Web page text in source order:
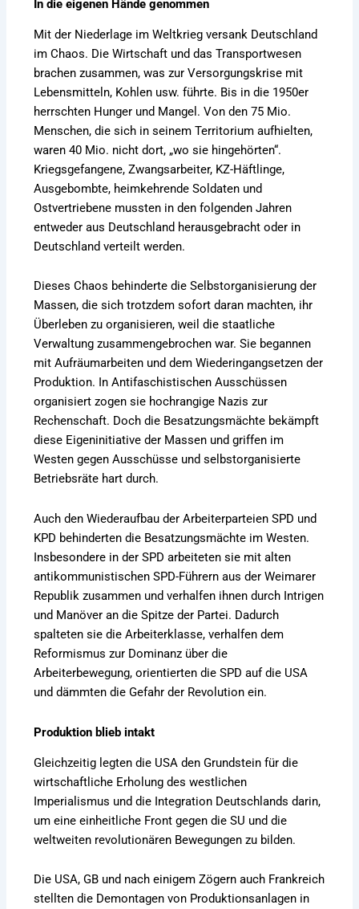
In die eigenen Hände genommen
Mit der Niederlage im Weltkrieg versank Deutschland
im Chaos. Die Wirtschaft und das Transportwesen
brachen zusammen, was zur Versorgungskrise mit
Lebensmitteln, Kohlen usw. führte. Bis in die 1950er
herrschten Hunger und Mangel. Von den 75 Mio.
Menschen, die sich in seinem Territorium aufhielten,
waren 40 Mio. nicht dort, „wo sie hingehörten“.
Kriegsgefangene, Zwangsarbeiter, KZ-Häftlinge,
Ausgebombte, heimkehrende Soldaten und
Ostvertriebene mussten in den folgenden Jahren
entweder aus Deutschland herausgebracht oder in
Deutschland verteilt werden.
Dieses Chaos behinderte die Selbstorganisierung der
Massen, die sich trotzdem sofort daran machten, ihr
Überleben zu organisieren, weil die staatliche
Verwaltung zusammengebrochen war. Sie begannen
mit Aufräumarbeiten und dem Wiederingangsetzen der
Produktion. In Antifaschistischen Ausschüssen
organisiert zogen sie hochrangige Nazis zur
Rechenschaft. Doch die Besatzungsmächte bekämpft
diese Eigeninitiative der Massen und griffen im
Westen gegen Ausschüsse und selbstorganisierte
Betriebsräte hart durch.
Auch den Wiederaufbau der Arbeiterparteien SPD und
KPD behinderten die Besatzungsmächte im Westen.
Insbesondere in der SPD arbeiteten sie mit alten
antikommunistischen SPD-Führern aus der Weimarer
Republik zusammen und verhalfen ihnen durch Intrigen
und Manöver an die Spitze der Partei. Dadurch
spalteten sie die Arbeiterklasse, verhalfen dem
Reformismus zur Dominanz über die
Arbeiterbewegung, orientierten die SPD auf die USA
und dämmten die Gefahr der Revolution ein.
Produktion blieb intakt
Gleichzeitig legten die USA den Grundstein für die
wirtschaftliche Erholung des westlichen
Imperialismus und die Integration Deutschlands darin,
um eine einheitliche Front gegen die SU und die
weltweiten revolutionären Bewegungen zu bilden.
Die USA, GB und nach einigem Zögern auch Frankreich
stellten die Demontagen von Produktionsanlagen in